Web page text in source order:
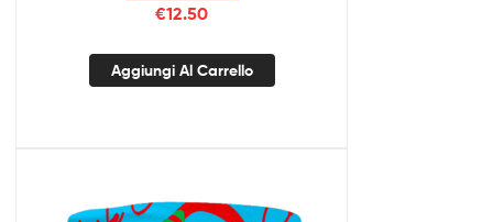
€12.50
Aggiungi Al Carrello